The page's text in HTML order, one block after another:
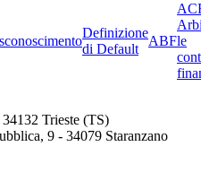
Definizione
di Default
ABFle
Trieste (TS)
9 - 34079 Staranzano